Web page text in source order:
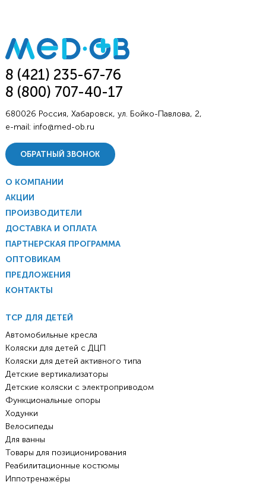
8 (421) 235-67-76
8 (800) 707-40-17
680026 Россия, Хабаровск, ул. Бойко-Павлова, 2,
e-mail: info@med-ob.ru
ОБРАТНЫЙ ЗВОНОК
О КОМПАНИИ
АКЦИИ
ПРОИЗВОДИТЕЛИ
ДОСТАВКА И ОПЛАТА
ПАРТНЕРСКАЯ ПРОГРАММА
ОПТОВИКАМ
ПРЕДЛОЖЕНИЯ
КОНТАКТЫ
ТСР ДЛЯ ДЕТЕЙ
Автомобильные кресла
Коляски для детей с ДЦП
Коляски для детей активного типа
Детские вертикализаторы
Детские коляски с электроприводом
Функциональные опоры
Ходунки
Велосипеды
Для ванны
Товары для позиционирования
Реабилитационные костюмы
Иппотренажёры